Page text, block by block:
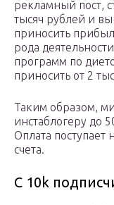
рекламный пост,
тысяч рублей и
приносить
рода
программ по
приносить от 2
Таким образом,
инстаблогеру до
Оплата поступает
счета.
С 10k